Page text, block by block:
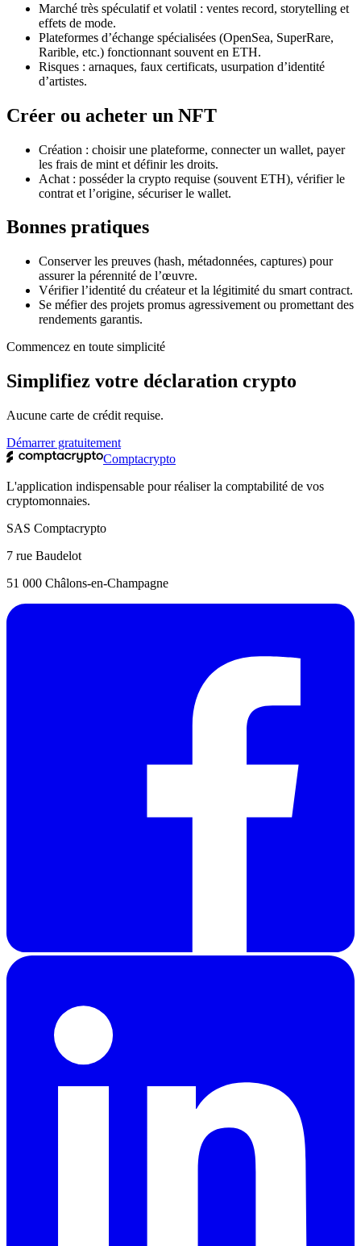
Marché très spéculatif et volatil : ventes record, storytelling et
effets de mode.
Plateformes d’échange spécialisées (OpenSea, SuperRare,
Rarible, etc.) fonctionnant souvent en ETH.
Risques : arnaques, faux certificats, usurpation d’identité
d’artistes.
Créer ou acheter un NFT
Création : choisir une plateforme, connecter un wallet, payer
les frais de mint et définir les droits.
Achat : posséder la crypto requise (souvent ETH), vérifier le
contrat et l’origine, sécuriser le wallet.
Bonnes pratiques
Conserver les preuves (hash, métadonnées, captures) pour
assurer la pérennité de l’œuvre.
Vérifier l’identité du créateur et la légitimité du smart contract.
Se méfier des projets promus agressivement ou promettant des
rendements garantis.
Commencez en toute simplicité
Simplifiez votre déclaration crypto
Aucune carte de crédit requise.
Démarrer gratuitement
Comptacrypto
L'application indispensable pour réaliser la comptabilité de vos
cryptomonnaies.
SAS Comptacrypto
7 rue Baudelot
51 000 Châlons-en-Champagne